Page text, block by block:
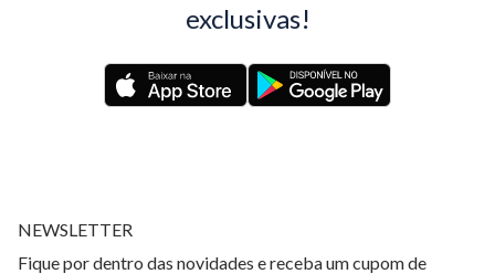
exclusivas!
NEWSLETTER
Fique por dentro das novidades e receba um cupom de